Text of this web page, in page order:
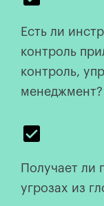
Есть ли
контроль
контроль,
менеджмент?
Получает ли
угрозах из